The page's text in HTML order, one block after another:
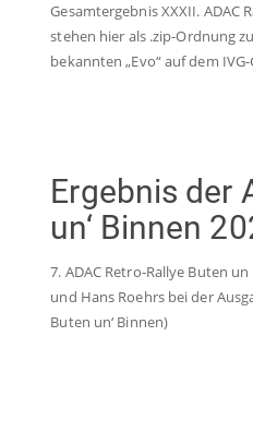
Gesamtergebnis XXXII. ADAC
stehen hier als .zip-Ordnung
bekannten „Evo“ auf dem
Ergebnis der
un‘ Binnen
7. ADAC Retro-Rallye Buten
und Hans Roehrs bei der
Buten un‘ Binnen)